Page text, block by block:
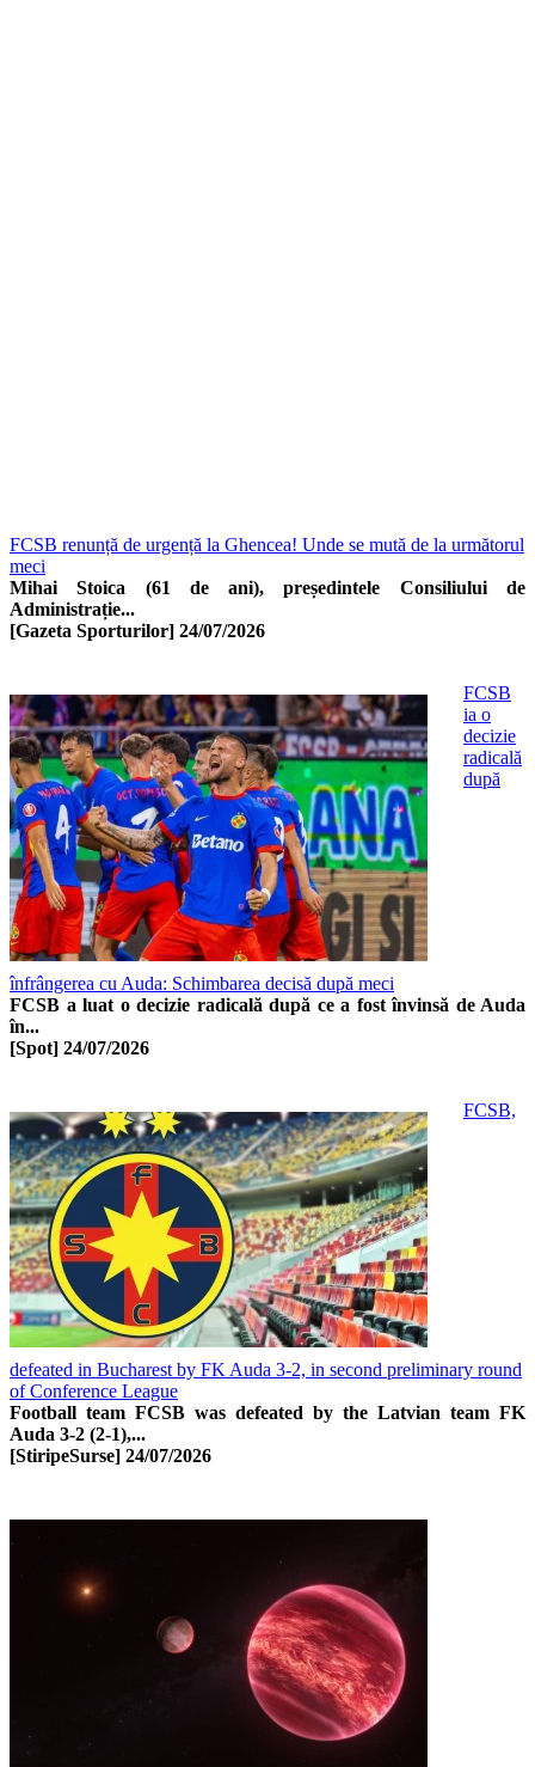
FCSB renunță de urgență la Ghencea! Unde se mută de la următorul
meci
Mihai Stoica (61 de ani), președintele Consiliului de
Administrație...
[Gazeta Sporturilor] 24/07/2026
FCSB
ia o
decizie
radicală
după
înfrângerea cu Auda: Schimbarea decisă după meci
FCSB a luat o decizie radicală după ce a fost învinsă de Auda
în...
[Spot] 24/07/2026
FCSB,
defeated in Bucharest by FK Auda 3-2, in second preliminary round
of Conference League
Football team FCSB was defeated by the Latvian team FK
Auda 3-2 (2-1),...
[StiripeSurse] 24/07/2026